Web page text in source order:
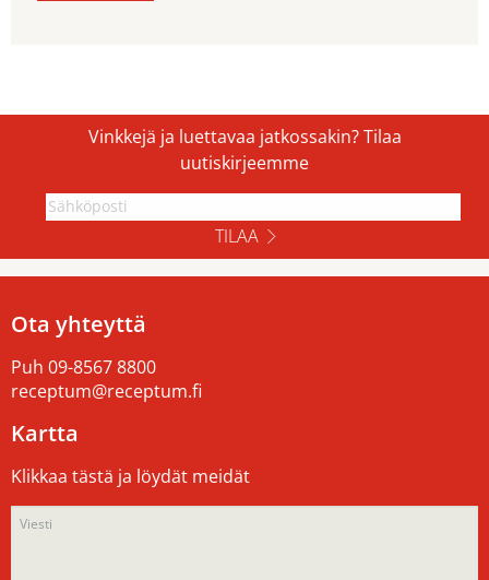
Vinkkejä ja luettavaa jatkossakin? Tilaa
uutiskirjeemme
TILAA
Ota yhteyttä
Puh 09-8567 8800
receptum@receptum.fi
Kartta
Klikkaa tästä ja löydät meidät